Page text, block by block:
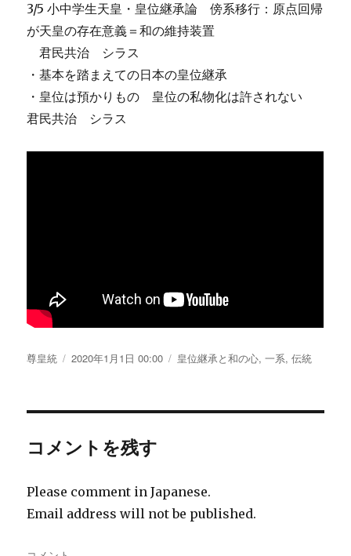
3/5 小中学生天皇・皇位継承論 傍系移行：原点回帰
が天皇の存在意義＝和の維持装置
君民共治 シラス
・基本を踏まえての日本の皇位継承
・皇位は預かりもの 皇位の私物化は許されない
君民共治 シラス
投
尊皇統
投
2020年1月1日 00:00
カ
リ
皇位継承と和の心,一系,伝統
コメントを残す
Please comment in Japanese.
Email address will not be published.